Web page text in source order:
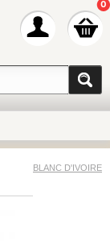
0
BLANC D'IVOIRE